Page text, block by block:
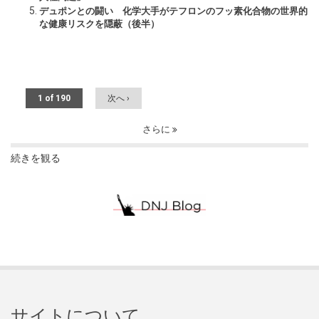
デュポンとの闘い 化学大手がテフロンのフッ素化合物の世界的
な健康リスクを隠蔽（後半）
1 of 190 次へ ›
さらに
続きを観る